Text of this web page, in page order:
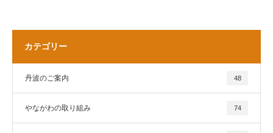
カテゴリー
丹波のご案内 48
やながわの取り組み 74